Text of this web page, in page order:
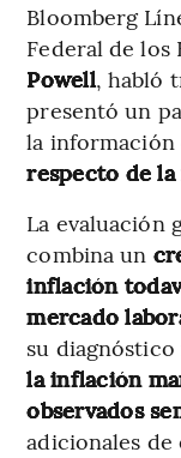
Bloomberg
Federal de los
Powell, habló
presentó un
la
respecto de
La evaluación
combina un
inflación
mercado
su
la inflación
observados
adicionales